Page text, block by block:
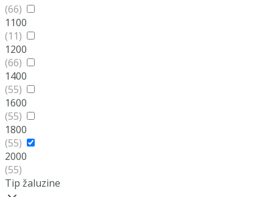
(66)
1100
(11)
1200
(66)
1400
(55)
1600
(55)
1800
(55)
2000
(55)
Tip žaluzine